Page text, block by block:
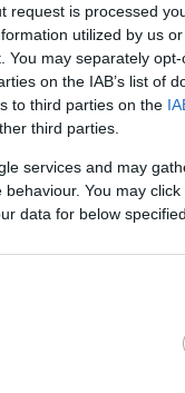
request is processed
utilized by us
You may separately
on the IAB’s list of
to third parties on the
third parties.
services and may
You may
data for below
giorni, non
l’Athletic
in
un